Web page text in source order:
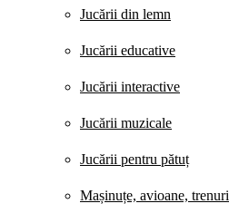
Jucării din lemn
Jucării educative
Jucării interactive
Jucării muzicale
Jucării pentru pătuț
Mașinuțe, avioane, trenuri